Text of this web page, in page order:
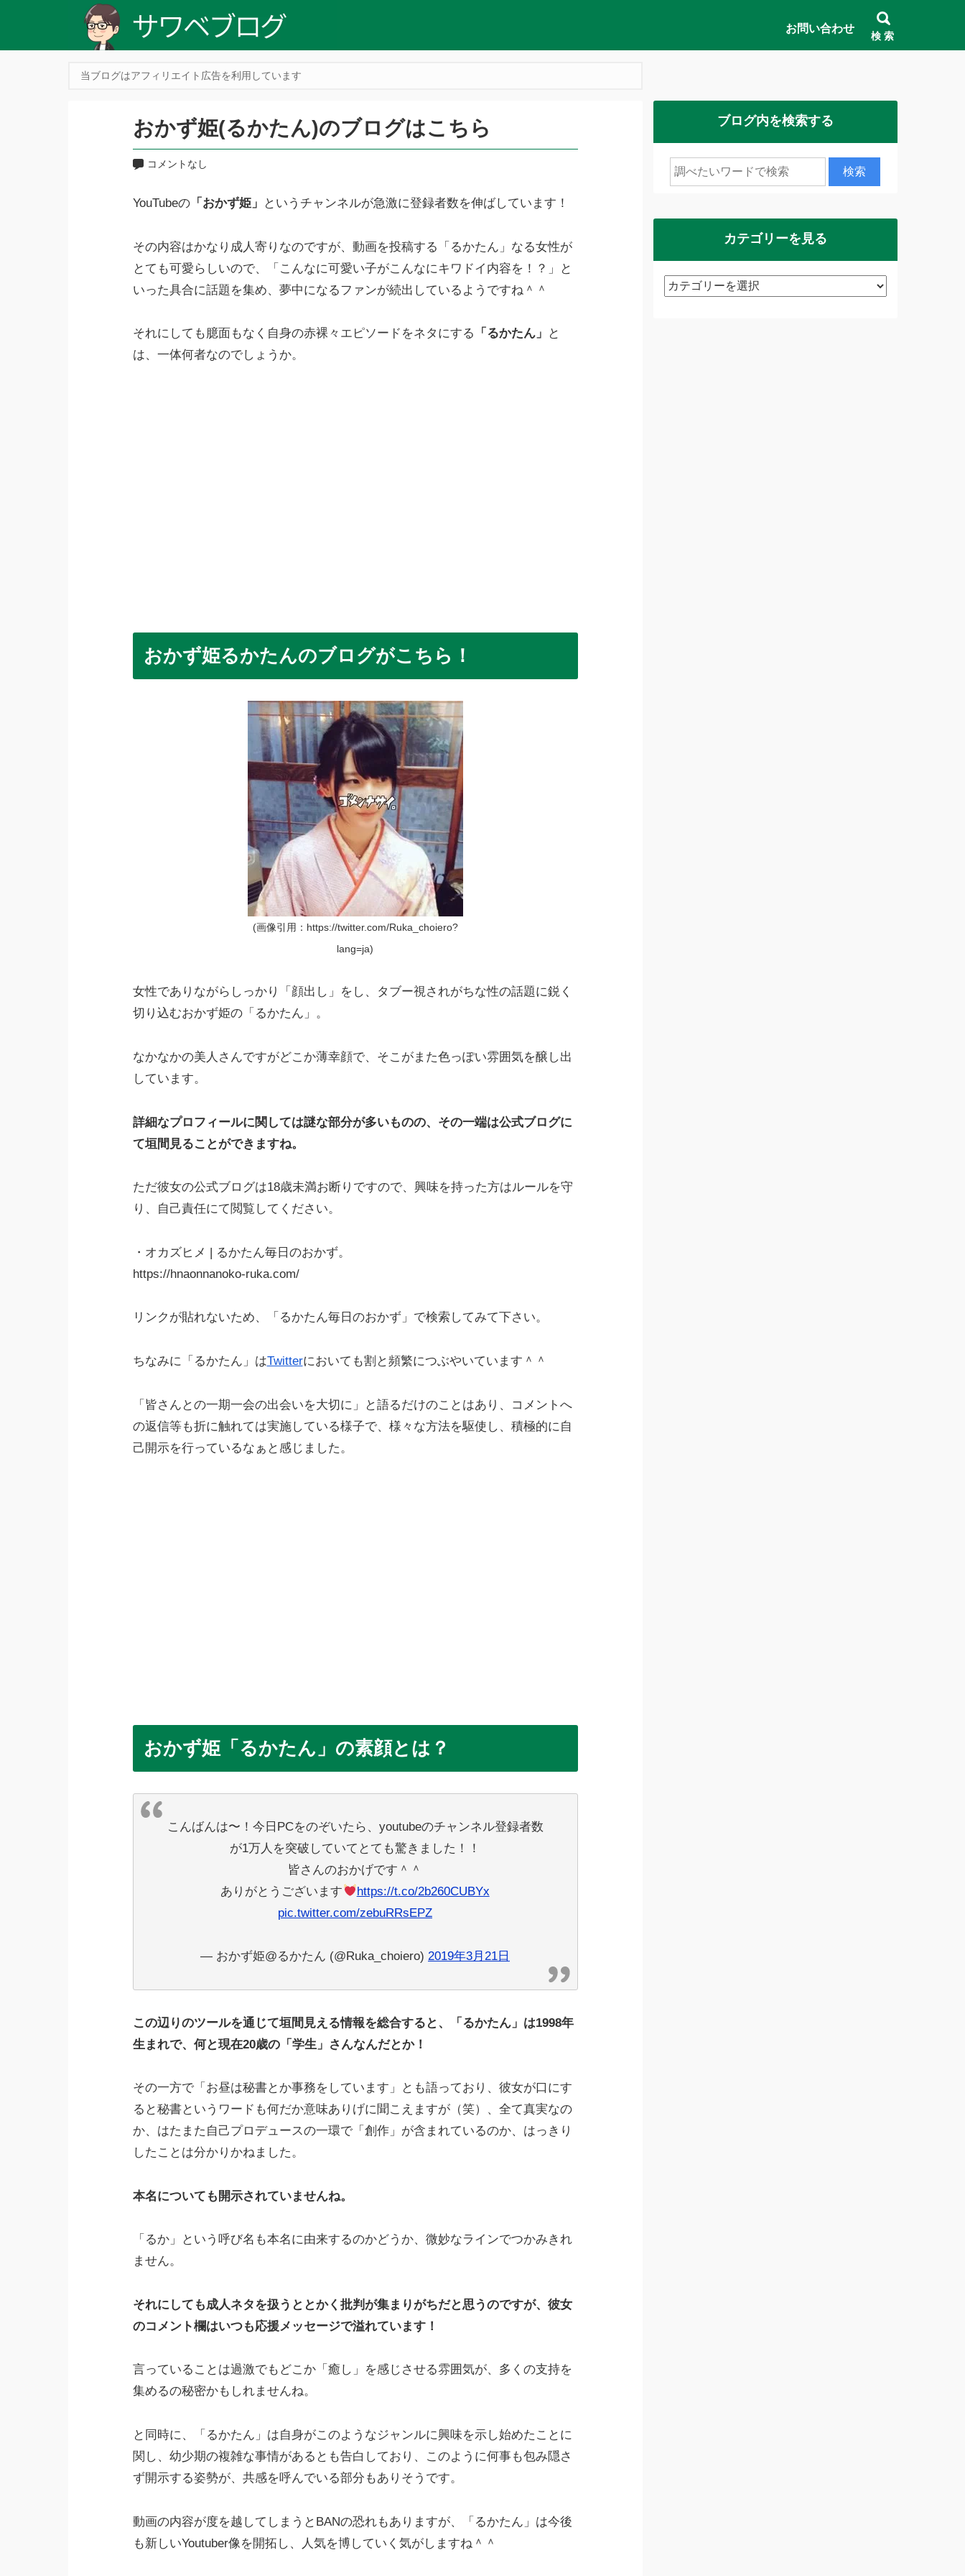
お問い合わせ
検 索
当ブログはアフィリエイト広告を利用しています
おかず姫(るかたん)のブログはこちら
コメントなし
YouTubeの「おかず姫」 というチャンネルが急激に登録者数を伸ばしています！
その内容はかなり成人寄りなのですが、動画を投稿する「るかたん」なる女性が
とても可愛らしいので、「こんなに可愛い子がこんなにキワドイ内容を！？」と
いった具合に話題を集め、夢中になるファンが続出しているようですね＾＾
それにしても臆面もなく自身の赤裸々エピソードをネタにする 「るかたん」
と
は、一体何者なのでしょうか。
おかず姫るかたんのブログがこちら！
(画像引用：https://twitter.com/Ruka_choiero?
lang=ja)
女性でありながらしっかり「顔出し」をし、タブー視されがちな性の話題に鋭く
切り込むおかず姫の「るかたん」。
なかなかの美人さんですがどこか薄幸顔で、そこがまた色っぽい雰囲気を醸し出
しています。
詳細なプロフィールに関しては謎な部分が多いものの、その一端は公式ブログに
て垣間見ることができますね。
ただ彼女の公式ブログは18歳未満お断りですので、興味を持った方はルールを守
り、自己責任にて閲覧してください。
・オカズヒメ | るかたん毎日のおかず。
https://hnaonnanoko-ruka.com/
リンクが貼れないため、「るかたん毎日のおかず」で検索してみて下さい。
ちなみに「るかたん」はTwitterにおいても割と頻繁につぶやいています＾＾
「皆さんとの一期一会の出会いを大切に」と語るだけのことはあり、コメントへ
の返信等も折に触れては実施している様子で、様々な方法を駆使し、積極的に自
己開示を行っているなぁと感じました。
おかず姫「るかたん」の素顔とは？
こんばんは〜！今日PCをのぞいたら、youtubeのチャンネル登録者数
が1万人を突破していてとても驚きました！！
皆さんのおかげです＾＾
ありがとうございます
https://t.co/2b260CUBYx
pic.twitter.com/zebuRRsEPZ
— おかず姫@るかたん (@Ruka_choiero) 2019年3月21日
この辺りのツールを通じて垣間見える情報を総合すると、「るかたん」は1998年
生まれで、何と現在20歳の「学生」さんなんだとか！
その一方で「お昼は秘書とか事務をしています」とも語っており、彼女が口にす
ると秘書というワードも何だか意味ありげに聞こえますが（笑）、全て真実なの
か、はたまた自己プロデュースの一環で「創作」が含まれているのか、はっきり
したことは分かりかねました。
本名についても開示されていませんね。
「るか」という呼び名も本名に由来するのかどうか、微妙なラインでつかみきれ
ません。
それにしても成人ネタを扱うととかく批判が集まりがちだと思うのですが、彼女
のコメント欄はいつも応援メッセージで溢れています！
言っていることは過激でもどこか「癒し」を感じさせる雰囲気が、多くの支持を
集めるの秘密かもしれませんね。
と同時に、「るかたん」は自身がこのようなジャンルに興味を示し始めたことに
関し、幼少期の複雑な事情があるとも告白しており、このように何事も包み隠さ
ず開示する姿勢が、共感を呼んでいる部分もありそうです。
動画の内容が度を越してしまうとBANの恐れもありますが、「るかたん」は今後
も新しいYoutuber像を開拓し、人気を博していく気がしますね＾＾
ブログ内を検索する
カテゴリーを見る
カ